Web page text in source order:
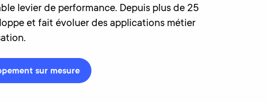
levier de performance. Depuis plus de 25
et fait évoluer des applications métier
sur mesure